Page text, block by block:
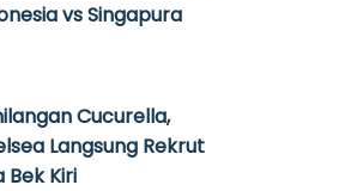
vs Singapura
Cucurella,
Langsung Rekrut
Bek Kiri